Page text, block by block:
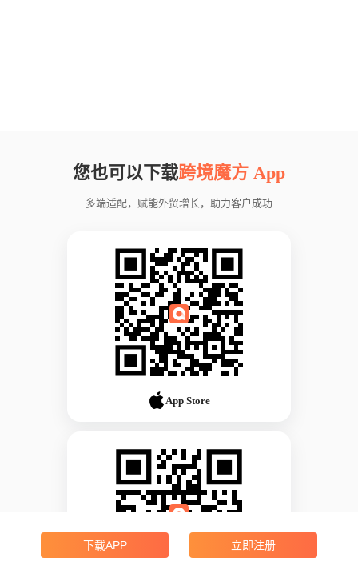
您也可以下载跨境魔方 App
多端适配，赋能外贸增长，助力客户成功
App Store
下载APP 立即注册